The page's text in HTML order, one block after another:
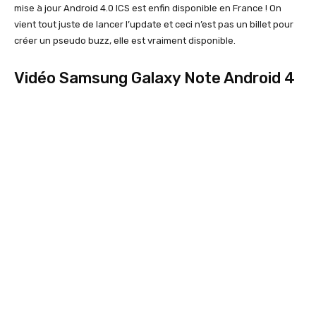
mise à jour Android 4.0 ICS est enfin disponible en France ! On
vient tout juste de lancer l’update et ceci n’est pas un billet pour
créer un pseudo buzz, elle est vraiment disponible.
Vidéo Samsung Galaxy Note Android 4